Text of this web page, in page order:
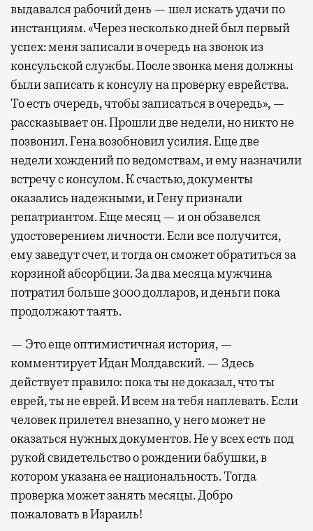
выдавался рабочий день — шел искать удачи по
инстанциям. «Через несколько дней был первый
успех: меня записали в очередь на звонок из
консульской службы. После звонка меня должны
были записать к консулу на проверку еврейства.
То есть очередь, чтобы записаться в очередь», —
рассказывает он. Прошли две недели, но никто не
позвонил. Гена возобновил усилия. Еще две
недели хождений по ведомствам, и ему назначили
встречу с консулом. К счастью, документы
оказались надежными, и Гену признали
репатриантом. Еще месяц — и он обзавелся
удостоверением личности. Если все получится,
ему заведут счет, и тогда он сможет обратиться за
корзиной абсорбции. За два месяца мужчина
потратил больше 3000 долларов, и деньги пока
продолжают таять.
— Это еще оптимистичная история, —
комментирует Идан Молдавский. — Здесь
действует правило: пока ты не доказал, что ты
еврей, ты не еврей. И всем на тебя наплевать. Если
человек прилетел внезапно, у него может не
оказаться нужных документов. Не у всех есть под
рукой свидетельство о рождении бабушки, в
котором указана ее национальность. Тогда
проверка может занять месяцы. Добро
пожаловать в Израиль!